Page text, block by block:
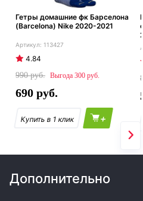
Гетры домашние фк Барселона
(Barcelona) Nike 2020-2021
113427
4.84
990
300
690
+
Дополнительно